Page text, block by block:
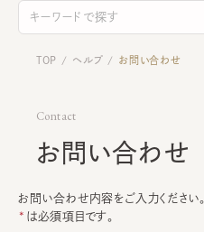
TOP / ヘルプ / お問い合わせ
Contact
お問い合わせ
お問い合わせ内容をご入力ください。
は必須項目です。